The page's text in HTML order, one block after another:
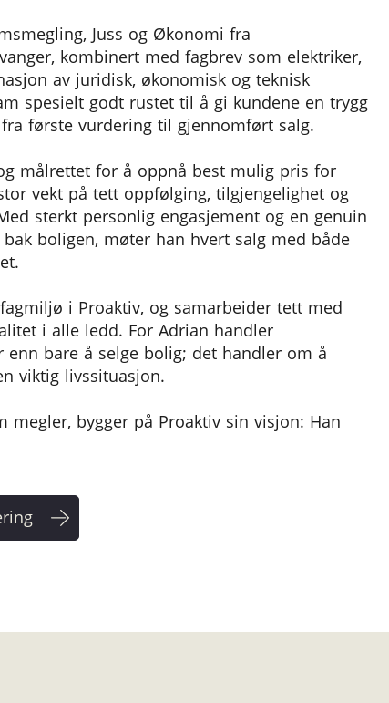
Juss og Økonomi fra
kombinert med fagbrev som elektriker,
av juridisk, økonomisk og teknisk
spesielt godt rustet til å gi kundene en trygg
første vurdering til gjennomført salg.
målrettet for å oppnå best mulig pris for
vekt på tett oppfølging, tilgjengelighet og
sterkt personlig engasjement og en genuin
boligen, møter han hvert salg med både
i Proaktiv, og samarbeider tett med
i alle ledd. For Adrian handler
bare å selge bolig; det handler om å
viktig livssituasjon.
megler, bygger på Proaktiv sin visjon: Han